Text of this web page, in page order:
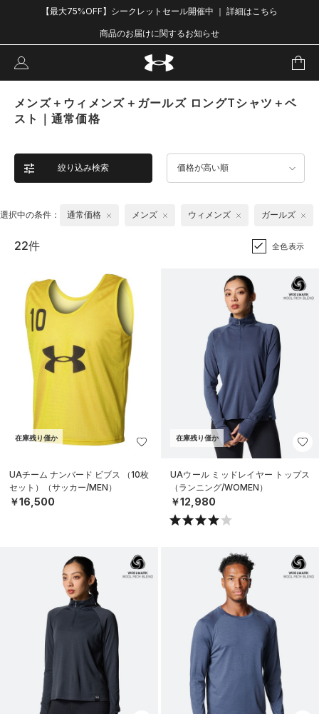
【最大75%OFF】シークレットセール開催中 ｜ 詳細はこちら
商品のお届けに関するお知らせ
メンズ＋ウィメンズ＋ガールズ ロングTシャツ＋ベ
スト｜通常価格
絞り込み検索 価格が高い順
選択中の条件： 通常価格 メンズ ウィメンズ ガールズ
22件 全色表示
在庫残り僅か
UAチーム ナンバード ビブス （10枚
セット）（サッカー/MEN）
￥16,500
在庫残り僅か
UAウール ミッドレイヤー トップス
（ランニング/WOMEN）
￥12,980